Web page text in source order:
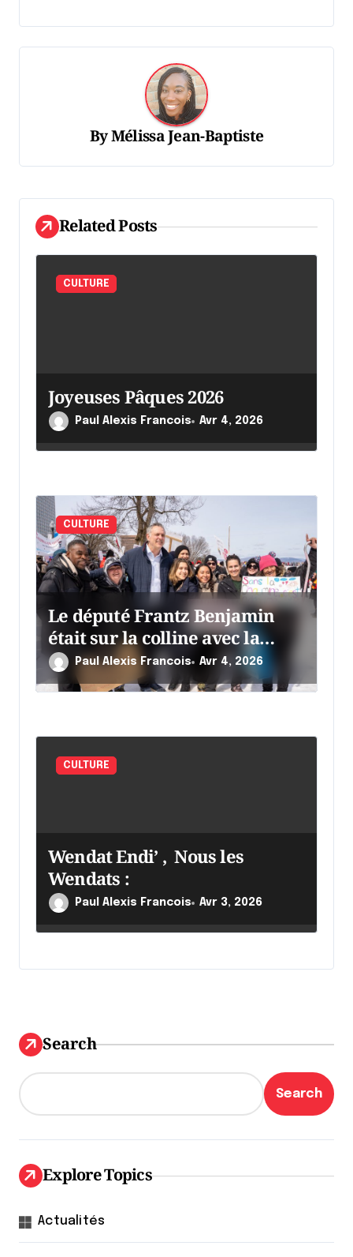
g
a
d
e
l
'
a
c
l
e
ByMélissa Jean-Baptiste
Related Posts
CULTURE
Joyeuses Pâques 2026
Paul Alexis Francois Avr 4, 2026
CULTURE
Le député Frantz Benjamin
était sur la colline avec la
chaumine
Paul Alexis Francois Avr 4, 2026
CULTURE
Wendat Endi’ , Nous les
Wendats :
Paul Alexis Francois Avr 3, 2026
Search
Search
Explore Topics
Actualités